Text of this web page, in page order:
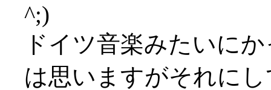
^;)
ドイツ音楽みたいに
は思いますがそれに